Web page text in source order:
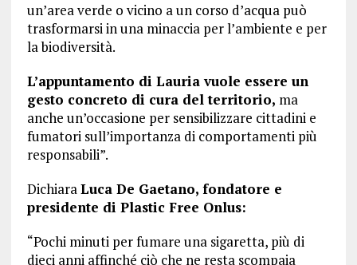
un’area verde o vicino a un corso d’acqua può
trasformarsi in una minaccia per l’ambiente e per
la biodiversità.
L’appuntamento di Lauria vuole essere un
gesto concreto di cura del territorio, ma
anche un’occasione per sensibilizzare cittadini e
fumatori sull’importanza di comportamenti più
responsabili”.
DichiaraLuca De Gaetano, fondatore e
presidente di Plastic Free Onlus:
“Pochi minuti per fumare una sigaretta, più di
dieci anni affinché ciò che ne resta scompaia